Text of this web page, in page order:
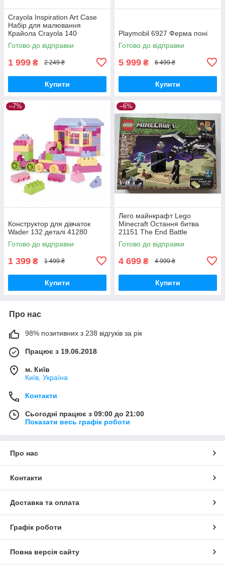
Crayola Inspiration Art Case
Набір для малювання
Крайола Crayola 140
Готово до відправки
1 999 ₴ 2 249 ₴
Купити
Playmobil 6927 Ферма поні
Готово до відправки
5 999 ₴ 6 499 ₴
Купити
–7%
Конструктор для дівчаток
Wader 132 деталі 41280
Готово до відправки
1 399 ₴ 1 499 ₴
Купити
–6%
Лего майнкрафт Lego
Minecraft Остання битва
21151 The End Battle
Готово до відправки
4 699 ₴ 4 999 ₴
Купити
Про нас
98% позитивних з 238 відгуків за рік
Працює з 19.06.2018
м. Київ
Київ, Україна
Контакти
Сьогодні працює з 09:00 до 21:00
Показати весь графік роботи
Про нас
Контакти
Доставка та оплата
Графік роботи
Повна версія сайту